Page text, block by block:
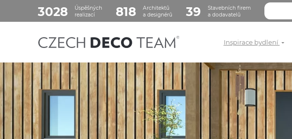
3028
Úspěšných
realizací
818
Architektů
a designérů
39
Stavebních firem
a dodavatelů
Inspirace bydlení